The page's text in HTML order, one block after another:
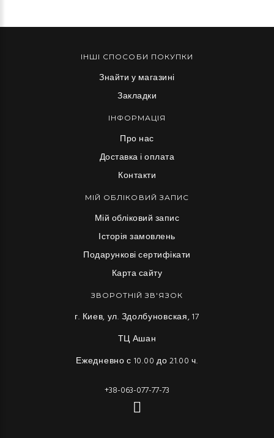
ІНШІ СПОСОБИ ПОКУПКИ
Знайти у магазині
Закладки
ІНФОРМАЦІЯ
Про нас
Доставка і оплата
Контакти
МІЙ ОБЛІКОВИЙ ЗАПИС
Мій обліковий запис
Історія замовлень
Подарункові сертифікати
Карта сайту
ЗВОРОТНІЙ ЗВ'ЯЗОК
г. Киев, ул. Здолбуновская, 17
ТЦ Ашан
Ежедневно с 10.00 до 21.00 ч.
+38-063-077-77-73